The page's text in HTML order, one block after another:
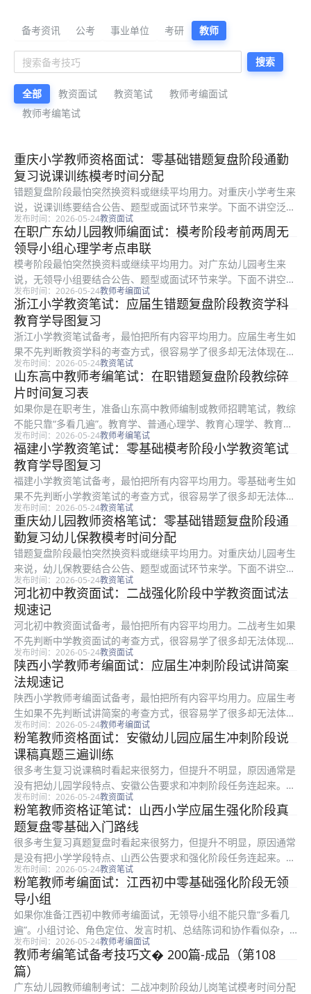
公考备考资料与公告解读
备考资讯 公考 事业单位 考研 教师
搜索
全部 教资面试 教资笔试
教师考编面试
教师考编笔试
最新公考备考资料
重庆小学教师资格面试：零基础错题复盘阶段通勤
复习说课训练模考时间分配
错题复盘阶段最怕突然换资料或继续平均用力。对重庆小学考生来
说，说课训练要结合公告、题型或面试环节来学。下面不讲空泛口
号，只讲零基础考生能直接照做的模考时间分配路径。 一、这篇
适合哪类考生：说课训练 围绕重庆小学教资面试，零基础考生应
先抓高频...
发布时间：2026-05-24教资面试
在职广东幼儿园教师编面试：模考阶段考前两周无
领导小组心理学考点串联
模考阶段最怕突然换资料或继续平均用力。对广东幼儿园考生来
说，无领导小组要结合公告、题型或面试环节来学。下面不讲空泛
口号，只讲在职考生能直接照做的心理学考点串联路径。 一、先
看广东幼儿园的考查重点：无领导小组 无领导不是抢话比赛，考
查逻辑、倾...
发布时间：2026-05-24教师考编面试
浙江小学教资笔试：应届生错题复盘阶段教资学科
教育学导图复习
浙江小学教资笔试备考，最怕把所有内容平均用力。应届生考生如
果不先判断教资学科的考查方式，很容易学了很多却无法体现在分
数或表现上。围绕教育学导图复习，更稳妥的做法是先确定高频环
节，再安排背诵、刷题或模拟。 一、为什么应届生考生容易学
乱：教资学...
发布时间：2026-05-24教资笔试
山东高中教师考编笔试：在职错题复盘阶段教综碎
片时间复习表
如果你是在职考生，准备山东高中教师编制或教师招聘笔试，教综
不能只靠“多看几遍”。教育学、普通心理学、教育心理学、教育法
律法规、教师职业道德、新课程改革与教育时政看似杂，但命题有
稳定抓手。本文从碎片时间复习表切入，把复习拆成能执行、能复
盘、能...
发布时间：2026-05-24教师考编笔试
福建小学教资笔试：零基础模考阶段小学教资笔试
教育学导图复习
福建小学教资笔试备考，最怕把所有内容平均用力。零基础考生如
果不先判断小学教资笔试的考查方式，很容易学了很多却无法体现
在分数或表现上。围绕教育学导图复习，更稳妥的做法是先确定高
频环节，再安排背诵、刷题或模拟。 一、为什么零基础考生容易
学乱：小...
发布时间：2026-05-24教资笔试
重庆幼儿园教师资格笔试：零基础错题复盘阶段通
勤复习幼儿保教模考时间分配
错题复盘阶段最怕突然换资料或继续平均用力。对重庆幼儿园考生
来说，幼儿保教要结合公告、题型或面试环节来学。下面不讲空泛
口号，只讲零基础考生能直接照做的模考时间分配路径。 一、这
篇适合哪类考生：幼儿保教 围绕重庆幼儿园教资笔试，零基础考
生应先抓...
发布时间：2026-05-24教资笔试
河北初中教资面试：二战强化阶段中学教资面试法
规速记
河北初中教资面试备考，最怕把所有内容平均用力。二战考生如果
不先判断中学教资面试的考查方式，很容易学了很多却无法体现在
分数或表现上。围绕法规速记，更稳妥的做法是先确定高频环节，
再安排背诵、刷题或模拟。 一、这篇适合哪类考生：中学教资面
试 围绕...
发布时间：2026-05-24教资面试
陕西小学教师考编面试：应届生冲刺阶段试讲简案
法规速记
陕西小学教师考编面试备考，最怕把所有内容平均用力。应届生考
生如果不先判断试讲简案的考查方式，很容易学了很多却无法体现
在分数或表现上。围绕法规速记，更稳妥的做法是先确定高频环
节，再安排背诵、刷题或模拟。 一、这篇适合哪类考生：试讲简
案 围绕陕...
发布时间：2026-05-24教师考编面试
粉笔教师资格面试：安徽幼儿园应届生冲刺阶段说
课稿真题三遍训练
很多考生复习说课稿时看起来很努力，但提升不明显，原因通常是
没有把幼儿园学段特点、安徽公告要求和冲刺阶段任务连起来。本
文只解决一个具体问题：怎样把真题三遍训练做成能每天执行、能
复盘、能改进的动作。 一、这篇适合哪类考生：说课稿 围绕安徽
幼儿园...
发布时间：2026-05-24教资面试
粉笔教师资格证笔试：山西小学应届生强化阶段真
题复盘零基础入门路线
很多考生复习真题复盘时看起来很努力，但提升不明显，原因通常
是没有把小学学段特点、山西公告要求和强化阶段任务连起来。本
文只解决一个具体问题：怎样把零基础入门路线做成能每天执行、
能复盘、能改进的动作。 一、先看山西小学的考查重点：真题复
盘 真题...
发布时间：2026-05-24教资笔试
粉笔教师考编面试：江西初中零基础强化阶段无领
导小组
如果你准备江西初中教师考编面试，无领导小组不能只靠“多看几
遍”。小组讨论、角色定位、发言时机、总结陈词和协作看似杂，
但真正影响结果的是少数高频点和稳定输出能力。本文从错题本整
理方法切入，把备考拆成可执行步骤。 一、为什么零基础考生容
易学乱：...
发布时间：2026-05-24教师考编面试
教师考编笔试备考技巧文� 200篇-成品（第108
篇）
广东幼儿园教师编制考试：二战冲刺阶段幼儿岗笔试模考时间分配